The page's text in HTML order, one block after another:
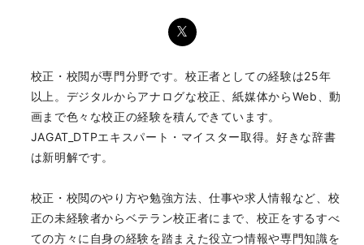
校正・校閲が専門分野です。校正者としての経験は25年
以上。デジタルからアナログな校正、紙媒体からWeb、動
画まで色々な校正の経験を積んできています。
JAGAT_DTPエキスパート・マイスター取得。好きな辞書
は新明解です。
校正・校閲のやり方や勉強方法、仕事や求人情報など、校
正の未経験者からベテラン校正者にまで、校正をするすべ
ての方々に自身の経験を踏まえた役立つ情報や専門知識を